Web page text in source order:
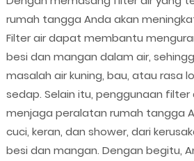
rumah tangga Anda akan
Filter air dapat membantu
besi dan mangan dalam air,
masalah air kuning, bau, atau rasa
sedap. Selain itu, penggunaan
menjaga peralatan rumah tangga
cuci, keran, dan shower, dari
besi dan mangan. Dengan begitu,